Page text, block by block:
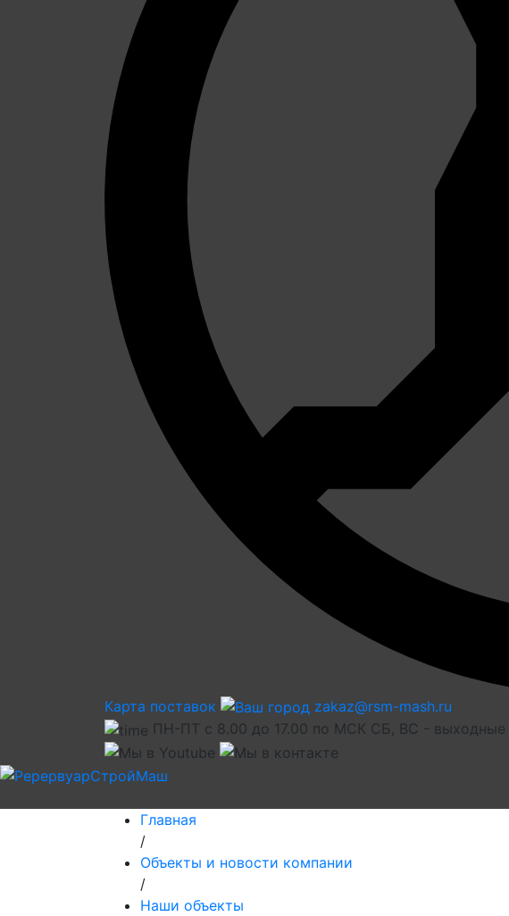
Карта поставок
zakaz@rsm-mash.ru
ПН-ПТ с 8.00 до 17.00 по МСК СБ, ВС - выходные
Главная
/
Объекты и новости компании
/
Наши объекты